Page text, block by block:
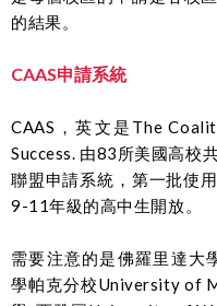
的結果。
CAAS申請系統
CAAS，英文是The
Success. 由83所美國高校
聯盟申請系統，第一批使
9-11年級的高中生開放。
需要注意的是佛羅里達
學帕克分校University of